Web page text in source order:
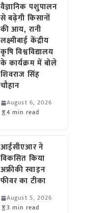
वैज्ञानिक पशुपालन
से बढ़ेगी किसानों
की आय, रानी
लक्ष्मीबाई केंद्रीय
कृषि विश्वविद्यालय
के कार्यक्रम में बोले
शिवराज सिंह
चौहान
August 6, 2026
4 min read
आईसीएआर ने
विकसित किया
अफ्रीकी स्वाइन
फीवर का टीका
August 5, 2026
3 min read